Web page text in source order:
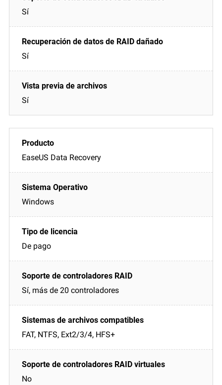
Sí
Sí
Sí
EaseUS Data Recovery
Windows
De pago
Sí, más de 20 controladores
FAT, NTFS, Ext2/3/4, HFS+
No